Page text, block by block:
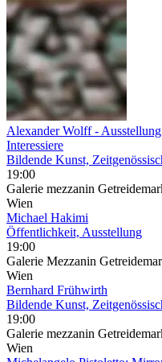
Alexander Wolff -
Interessiere
Bildende Kunst,
19:00
Galerie mezzanin
Wien
Michael Hakimi
Öffentlichkeit, Ausstellung
19:00
Galerie Mezzanin
Wien
Bernhard Frühwirth
Bildende Kunst,
19:00
Galerie mezzanin
Wien